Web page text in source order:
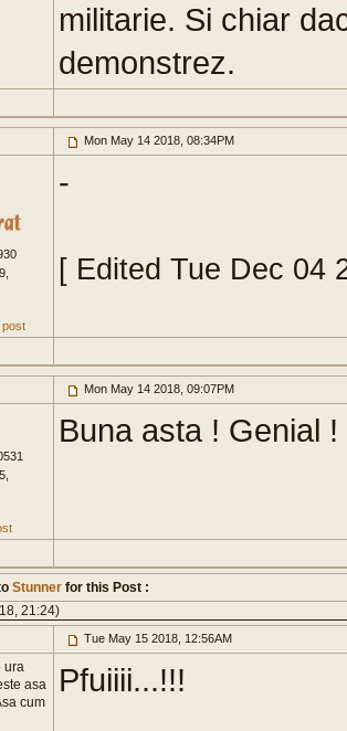
militarie. Si chiar
demonstrez.
Mon May 14 2018, 08:34PM
post
-
[ Edited Tue Dec 04
Mon May 14 2018, 09:07PM
Buna asta ! Genial !
Stunner for this Post :
21:24)
Tue May 15 2018, 12:56AM
ura
asa
cum
Pfuiiii...!!!